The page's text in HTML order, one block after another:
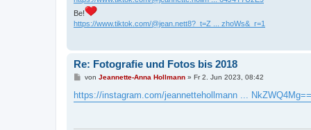
Be!
https://www.tiktok.com/@jean.nett8?_t=Z ... zhoWs&_r=1
Re: Fotografie und Fotos bis 2018
B
i
t
von Jeannette-Anna Hollmann» Fr 2. Jun 2023, 08:42
https://instagram.com/jeannettehollmann ... NkZWQ4Mg==